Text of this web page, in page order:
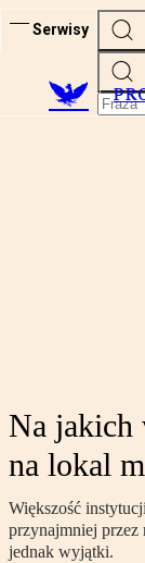
Serwisy
Na jakich
na lokal
Większość
przynajmniej przez
jednak wyjątki.